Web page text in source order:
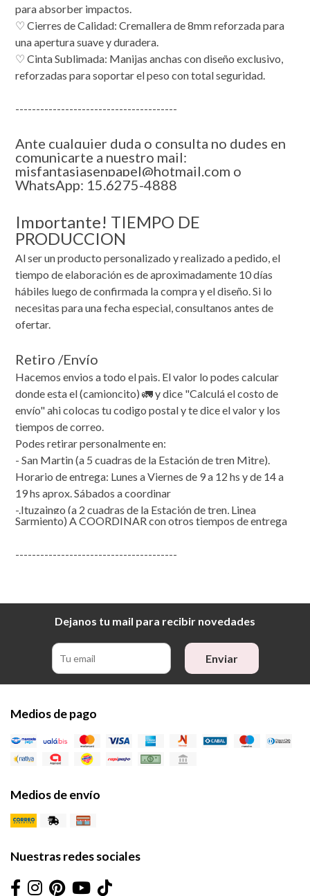
para absorber impactos.
♡ Cierres de Calidad: Cremallera de 8mm reforzada para
una apertura suave y duradera.
♡ Cinta Sublimada: Manijas anchas con diseño exclusivo,
reforzadas para soportar el peso con total seguridad.
---------------------------------------
Ante cualquier duda o consulta no dudes en
comunicarte a nuestro mail:
misfantasiasenpapel@hotmail.com o
WhatsApp: 15.6275-4888
Importante! TIEMPO DE
PRODUCCION
Al ser un producto personalizado y realizado a pedido, el
tiempo de elaboración es de aproximadamente 10 días
hábiles luego de confirmada la compra y el diseño. Si lo
necesitas para una fecha especial, consultanos antes de
ofertar.
Retiro /Envío
Hacemos envios a todo el pais. El valor lo podes calcular
donde esta el (camioncito) 🚛 y dice "Calculá el costo de
envío" ahi colocas tu codigo postal y te dice el valor y los
tiempos de correo.
Podes retirar personalmente en:
- San Martin (a 5 cuadras de la Estación de tren Mitre).
Horario de entrega: Lunes a Viernes de 9 a 12 hs y de 14 a
19 hs aprox. Sábados a coordinar
-.Ituzaingo (a 2 cuadras de la Estación de tren, Linea
Sarmiento) A COORDINAR con otros tiempos de entrega
---------------------------------------
Dejanos tu mail para recibir novedades
Enviar
Medios de pago
Medios de envío
Nuestras redes sociales